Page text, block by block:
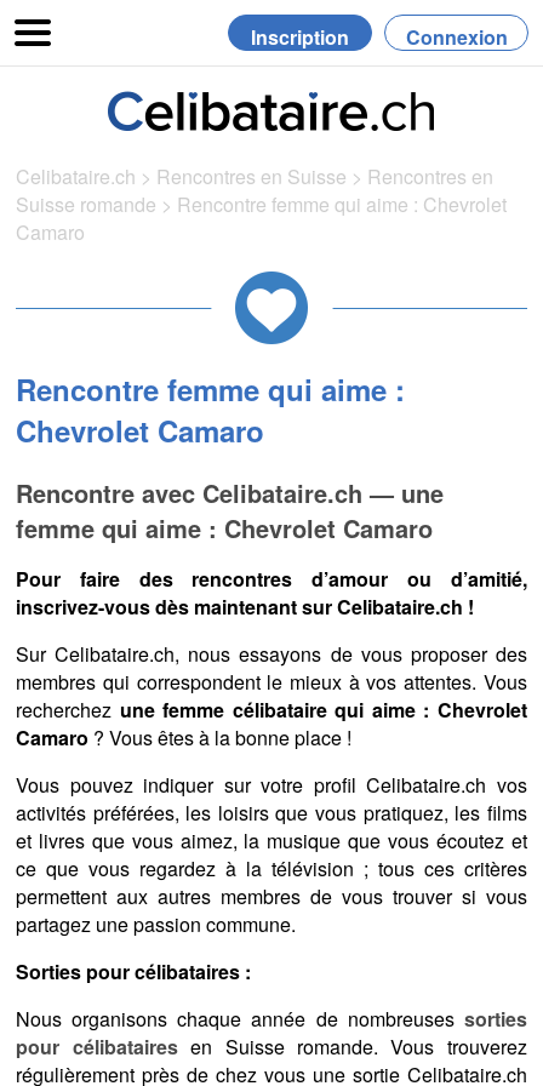
Inscription Connexion
Celibataire.ch > Rencontres en Suisse > Rencontres en
Suisse romande > Rencontre femme qui aime : Chevrolet
Camaro
Rencontre femme qui aime :
Chevrolet Camaro
Rencontre avec Celibataire.ch — une
femme qui aime : Chevrolet Camaro
Pour faire des rencontres d’amour ou d’amitié,
inscrivez-vous dès maintenant sur Celibataire.ch !
Sur Celibataire.ch, nous essayons de vous proposer des
membres qui correspondent le mieux à vos attentes. Vous
recherchez une femme célibataire qui aime : Chevrolet
Camaro ? Vous êtes à la bonne place !
Vous pouvez indiquer sur votre profil Celibataire.ch vos
activités préférées, les loisirs que vous pratiquez, les films
et livres que vous aimez, la musique que vous écoutez et
ce que vous regardez à la télévision ; tous ces critères
permettent aux autres membres de vous trouver si vous
partagez une passion commune.
Sorties pour célibataires :
Nous organisons chaque année de nombreuses sorties
pour célibatairesen Suisse romande. Vous trouverez
régulièrement près de chez vous une sortie Celibataire.ch